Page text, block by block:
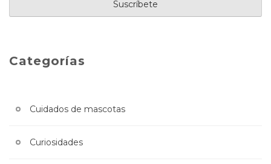
Categorías
Cuidados de mascotas
Curiosidades